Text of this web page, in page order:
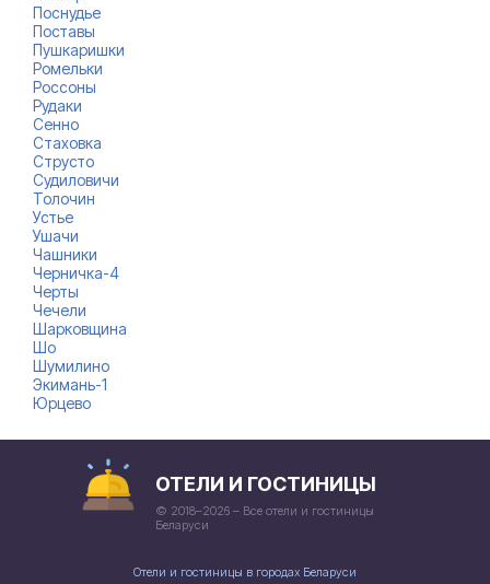
Поснудье
Поставы
Пушкаришки
Ромельки
Россоны
Рудаки
Сенно
Стаховка
Струсто
Судиловичи
Толочин
Устье
Ушачи
Чашники
Черничка-4
Черты
Чечели
Шарковщина
Шо
Шумилино
Экимань-1
Юрцево
ОТЕЛИ И ГОСТИНИЦЫ
© 2018–2026 – Все отели и гостиницы
Беларуси
Отели и гостиницы в городах Беларуси